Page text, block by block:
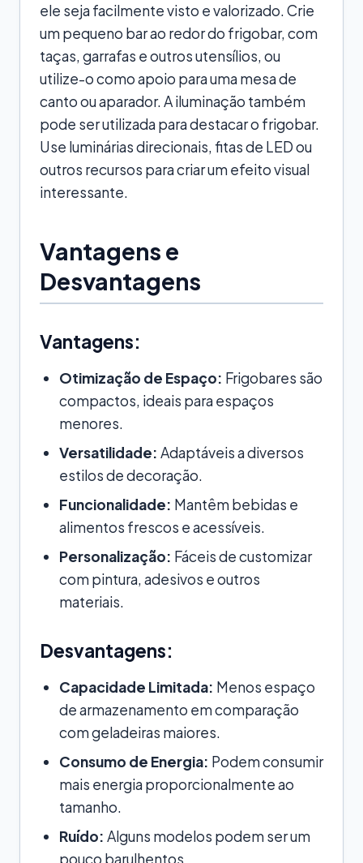
ele seja facilmente visto e valorizado. Crie
um pequeno bar ao redor do frigobar, com
taças, garrafas e outros utensílios, ou
utilize-o como apoio para uma mesa de
canto ou aparador. A iluminação também
pode ser utilizada para destacar o frigobar.
Use luminárias direcionais, fitas de LED ou
outros recursos para criar um efeito visual
interessante.
Vantagens e
Desvantagens
Vantagens:
Otimização de Espaço: Frigobares são
compactos, ideais para espaços
menores.
Versatilidade: Adaptáveis a diversos
estilos de decoração.
Funcionalidade: Mantêm bebidas e
alimentos frescos e acessíveis.
Personalização: Fáceis de customizar
com pintura, adesivos e outros
materiais.
Desvantagens:
Capacidade Limitada: Menos espaço
de armazenamento em comparação
com geladeiras maiores.
Consumo de Energia: Podem consumir
mais energia proporcionalmente ao
tamanho.
Ruído: Alguns modelos podem ser um
pouco barulhentos.